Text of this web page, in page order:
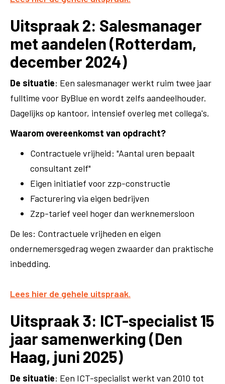
Uitspraak 2: Salesmanager
met aandelen (Rotterdam,
december 2024)
De situatie: Een salesmanager werkt ruim twee jaar
fulltime voor ByBlue en wordt zelfs aandeelhouder.
Dagelijks op kantoor, intensief overleg met collega's.
Waarom overeenkomst van opdracht?
Contractuele vrijheid: "Aantal uren bepaalt
consultant zelf"
Eigen initiatief voor zzp-constructie
Facturering via eigen bedrijven
Zzp-tarief veel hoger dan werknemersloon
De les: Contractuele vrijheden en eigen
ondernemersgedrag wegen zwaarder dan praktische
inbedding.
Lees hier de gehele uitspraak.
Uitspraak 3: ICT-specialist 15
jaar samenwerking (Den
Haag, juni 2025)
De situatie: Een ICT-specialist werkt van 2010 tot